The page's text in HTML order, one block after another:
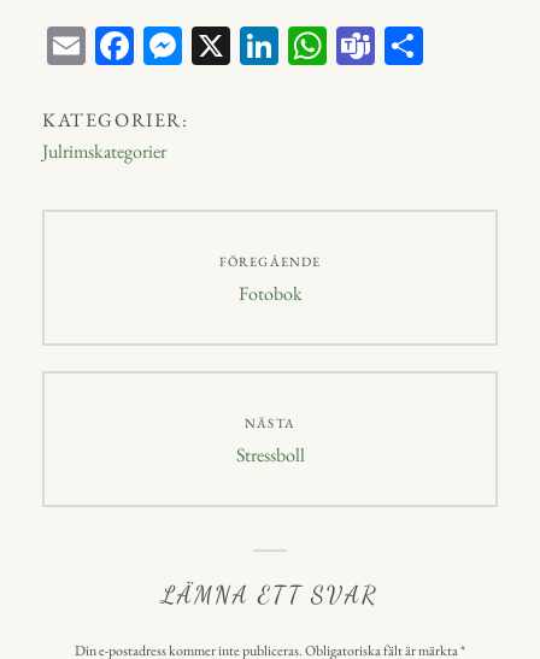
E
ail
Fa
bo
ok
M
en
r
X Li W
p
Te
KATEGORIER:
Julrimskategorier
FÖREGÅENDE
Föregående
Fotobok
NÄSTA
Nästa
Stressboll
LÄMNA ETT SVAR
Din e-postadress kommer inte publiceras.Obligatoriska fält är märkta*